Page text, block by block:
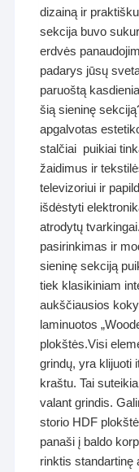
dizainą ir
sekcija buvo
erdvės
padarys jūsų
paruoštą
šią sieninę
apgalvotas
stalčiai puikiai
žaidimus ir
televizoriui ir
išdėstyti
atrodytų
pasirinkimas ir
sieninę sekciją
tiek klasikiniam
aukščiausios
laminuotos
plokštės.Visi
grindų, yra klijuoti
kraštu. Tai
valant grindis.
storio HDF
panaši į baldo
rinktis standartinę